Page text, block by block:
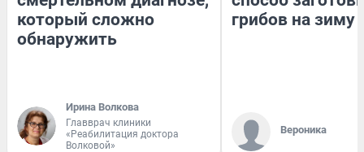
который сложно
обнаружить
Ирина Волкова
Главврач клиники
«Реабилитация доктора
Волковой»
грибов на зиму
Вероника